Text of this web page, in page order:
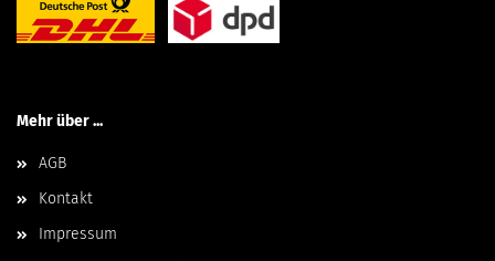
Mehr über ...
AGB
Kontakt
Impressum